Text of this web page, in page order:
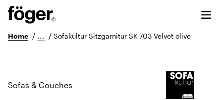
Home / ... / Sofakultur Sitzgarnitur SK-703 Velvet olive
Sofas & Couches